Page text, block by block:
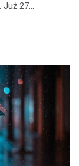
Już 27…